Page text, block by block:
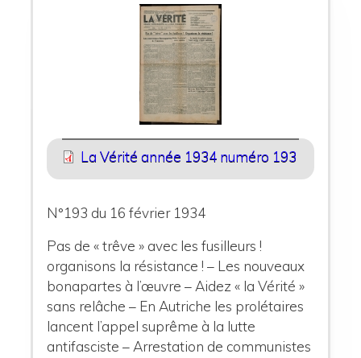
La Vérité année 1934 numéro 193
N°193 du 16 février 1934
Pas de « trêve » avec les fusilleurs !
organisons la résistance ! – Les nouveaux
bonapartes à l’œuvre – Aidez « la Vérité »
sans relâche – En Autriche les prolétaires
lancent l’appel suprême à la lutte
antifasciste – Arrestation de communistes